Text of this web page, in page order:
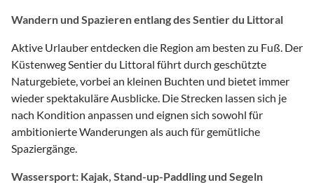
Wandern und Spazieren entlang des Sentier du Littoral
Aktive Urlauber entdecken die Region am besten zu Fuß. Der
Küstenweg Sentier du Littoral führt durch geschützte
Naturgebiete, vorbei an kleinen Buchten und bietet immer
wieder spektakuläre Ausblicke. Die Strecken lassen sich je
nach Kondition anpassen und eignen sich sowohl für
ambitionierte Wanderungen als auch für gemütliche
Spaziergänge.
Wassersport: Kajak, Stand-up-Paddling und Segeln